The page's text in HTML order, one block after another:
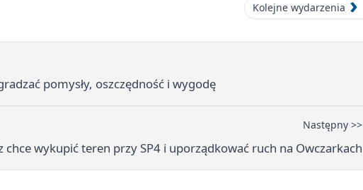
Kolejne wydarzenia
pomysły, oszczędność i wygodę
Następny >>
chce wykupić teren przy SP4 i uporządkować ruch na Owczarkach